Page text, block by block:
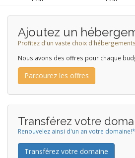
Ajoutez un
Profitez d'un vaste choix
Nous avons des offres pour chaque
Parcourez les offres
Transférez votre
Renouvelez ainsi d'un an votre domaine!*
Transférez votre domaine